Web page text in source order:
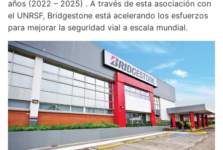
años (2022 – 2025) . A través de esta asociación con
el UNRSF, Bridgestone está acelerando los esfuerzos
para mejorar la seguridad vial a escala mundial.